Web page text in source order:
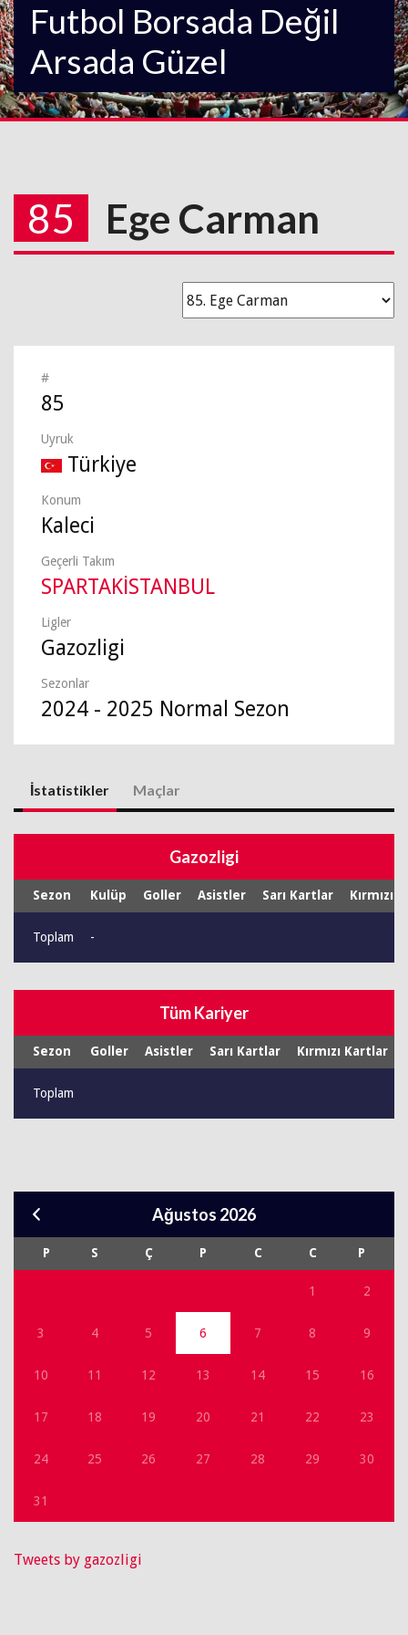
Futbol Borsada Değil
Arsada Güzel
85 Ege Carman
#
85
Uyruk
Türkiye
Konum
Kaleci
Geçerli Takım
SPARTAKİSTANBUL
Ligler
Gazozligi
Sezonlar
2024 - 2025 Normal Sezon
İstatistikler Maçlar
Gazozligi
Sezon Kulüp Goller Asistler Sarı Kartlar Kırmızı
Toplam -
Tüm Kariyer
Sezon Goller Asistler Sarı Kartlar Kırmızı Kartlar
Toplam
Ağustos 2026
P S Ç P C C P
1 2
3 4 5 6 7 8 9
10 11 12 13 14 15 16
17 18 19 20 21 22 23
24 25 26 27 28 29 30
31
Tweets by gazozligi